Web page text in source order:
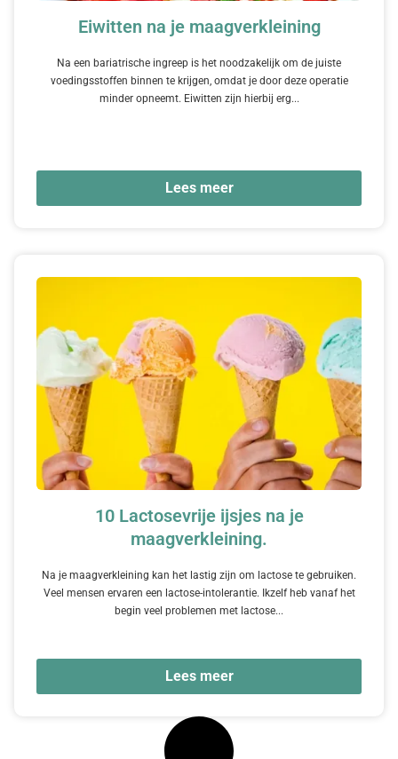
Eiwitten na je maagverkleining
Na een bariatrische ingreep is het noodzakelijk om de juiste
voedingsstoffen binnen te krijgen, omdat je door deze operatie
minder opneemt. Eiwitten zijn hierbij erg...
Lees meer
10 Lactosevrije ijsjes na je
maagverkleining.
Na je maagverkleining kan het lastig zijn om lactose te gebruiken.
Veel mensen ervaren een lactose-intolerantie. Ikzelf heb vanaf het
begin veel problemen met lactose...
Lees meer